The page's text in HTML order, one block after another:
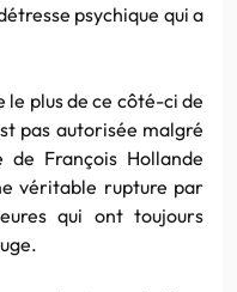
psychique qui a
le plus de ce côté-ci de
pas autorisée malgré
de François Hollande
véritable rupture par
qui ont toujours